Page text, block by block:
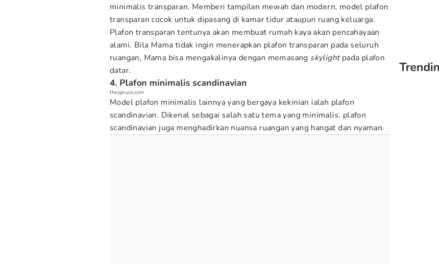
minimalis transparan. Memberi tampilan mewah dan modern, model plafon
transparan cocok untuk dipasang di kamar tidur ataupun ruang keluarga.
Plafon transparan tentunya akan membuat rumah kaya akan pencahayaan
alami. Bila Mama tidak ingin menerapkan plafon transparan pada seluruh
ruangan, Mama bisa mengakalinya dengan memasang skylightpada plafon
datar.
4. Plafon minimalis scandinavian
thespruce.com
Model plafon minimalis lainnya yang bergaya kekinian ialah plafon
scandinavian. Dikenal sebagai salah satu tema yang minimalis, plafon
scandinavian juga menghadirkan nuansa ruangan yang hangat dan nyaman.